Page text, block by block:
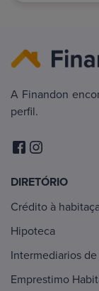
A Finandon
perfil.
DIRETÓRIO
Crédito à
Hipoteca
Intermediarios
Emprestimo